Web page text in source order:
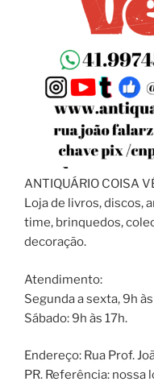
ANTIQUÁRIO COISA
Loja de livros, discos,
time, brinquedos,
decoração.
Atendimento:
Segunda a sexta, 9h
Sábado: 9h às 17h.
Endereço: Rua Prof.
PR. Referência: